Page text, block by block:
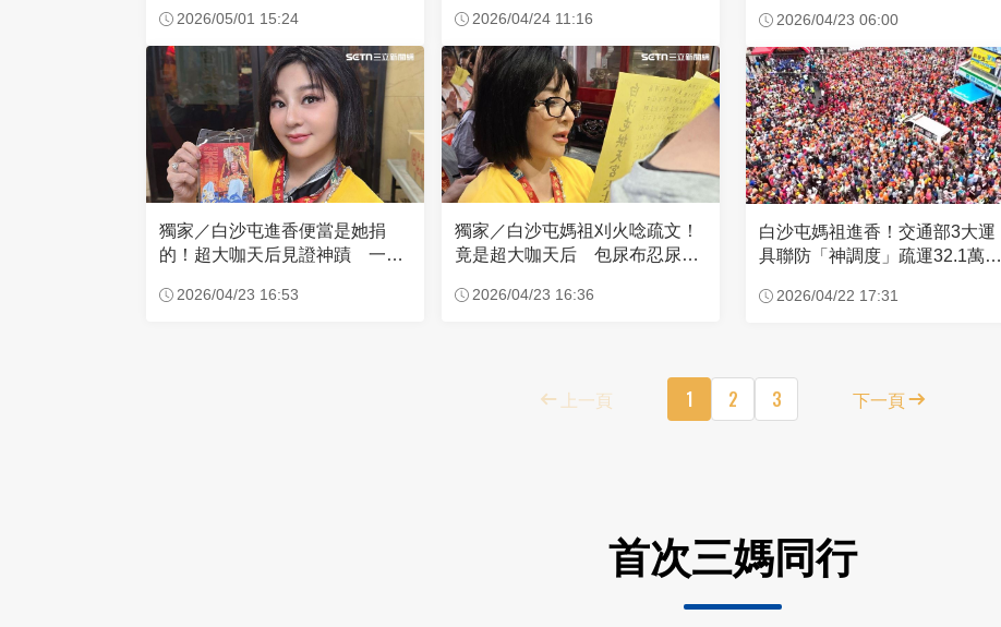
2026/05/01 15:24 2026/04/24 11:16
獨家／白沙屯進香便當是她捐
的！超大咖天后見證神蹟 一靠
2026/04/23 16:53
獨家／白沙屯媽祖刈火唸疏文！
竟是超大咖天后 包尿布忍尿5
2026/04/23 16:36
2026/04/23 06:00
白沙屯媽祖進香！交通部3大運
具聯防「神調度」疏運32.1萬創
2026/04/22 17:31
上一頁 1 2 3 下一頁
首次三媽同行